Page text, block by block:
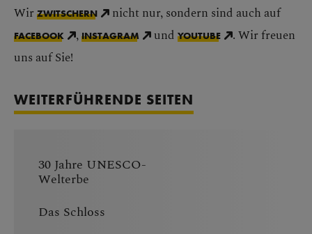
Wir ZWITSCHERN nicht nur, sondern sind auch auf
FACEBOOK , INSTAGRAM und YOUTUBE
. Wir freuen
uns auf Sie!
WEITERFÜHRENDE SEITEN
30 Jahre UNESCO-
Welterbe
Das Schloss